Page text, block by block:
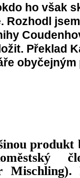
ho však
Rozhodl
Překlad
obyčejným
Mischling).